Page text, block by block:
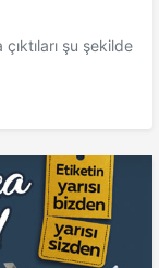
şu şekilde